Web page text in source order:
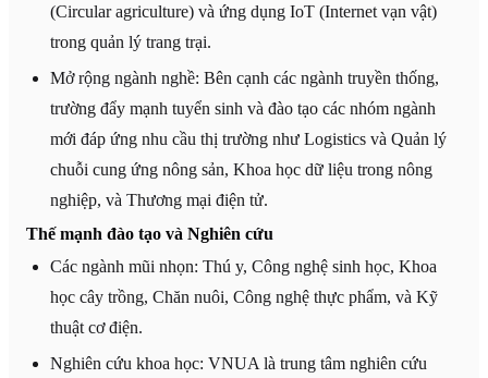
(Circular agriculture) và ứng dụng IoT (Internet vạn vật)
trong quản lý trang trại.
Mở rộng ngành nghề: Bên cạnh các ngành truyền thống,
trường đẩy mạnh tuyển sinh và đào tạo các nhóm ngành
mới đáp ứng nhu cầu thị trường như Logistics và Quản lý
chuỗi cung ứng nông sản, Khoa học dữ liệu trong nông
nghiệp, và Thương mại điện tử.
Thế mạnh đào tạo và Nghiên cứu
Các ngành mũi nhọn: Thú y, Công nghệ sinh học, Khoa
học cây trồng, Chăn nuôi, Công nghệ thực phẩm, và Kỹ
thuật cơ điện.
Nghiên cứu khoa học: VNUA là trung tâm nghiên cứu